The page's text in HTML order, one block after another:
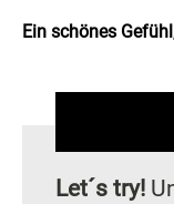
Ein schönes
Let´s try!